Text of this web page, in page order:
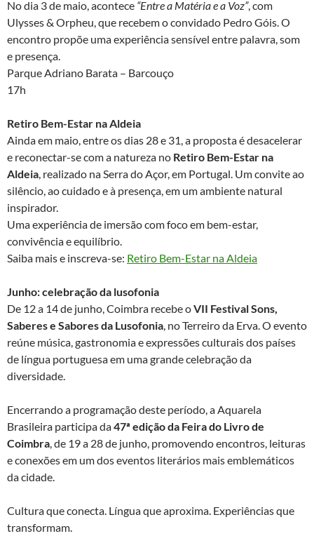
No dia 3 de maio, acontece “Entre a Matéria e a Voz”, com
Ulysses & Orpheu, que recebem o convidado Pedro Góis. O
encontro propõe uma experiência sensível entre palavra, som
e presença.
Parque Adriano Barata – Barcouço
17h
Retiro Bem-Estar na Aldeia
Ainda em maio, entre os dias 28 e 31, a proposta é desacelerar
e reconectar-se com a natureza no Retiro Bem-Estar na
Aldeia , realizado na Serra do Açor, em Portugal. Um convite ao
silêncio, ao cuidado e à presença, em um ambiente natural
inspirador.
Uma experiência de imersão com foco em bem-estar,
convivência e equilíbrio.
Saiba mais e inscreva-se: Retiro Bem-Estar na Aldeia
Junho: celebração da lusofonia
De 12 a 14 de junho, Coimbra recebe oVII Festival Sons,
Saberes e Sabores da Lusofonia , no Terreiro da Erva. O evento
reúne música, gastronomia e expressões culturais dos países
de língua portuguesa em uma grande celebração da
diversidade.
Encerrando a programação deste período, a Aquarela
Brasileira participa da47ª edição da Feira do Livro de
Coimbra , de 19 a 28 de junho, promovendo encontros, leituras
e conexões em um dos eventos literários mais emblemáticos
da cidade.
Cultura que conecta. Língua que aproxima. Experiências que
transformam.